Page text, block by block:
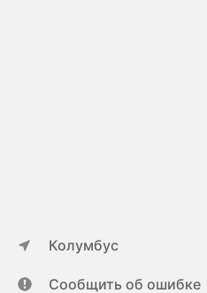
Колумбус
Сообщить об ошибке